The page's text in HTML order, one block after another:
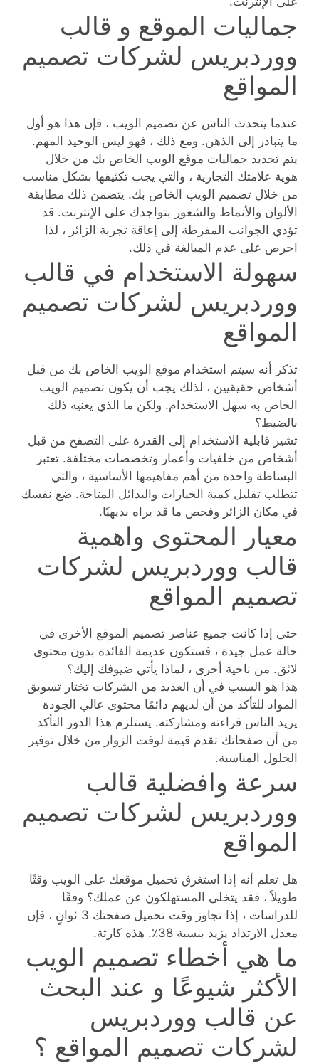
جماليات الموقع و قالب
ووردبريس لشركات تصميم
المواقع
عندما يتحدث الناس عن تصميم الويب ، فإن هذا هو أول
ما يتبادر إلى الذهن. ومع ذلك ، فهو ليس الوحيد المهم.
يتم تحديد جماليات موقع الويب الخاص بك من خلال
هوية علامتك التجارية ، والتي يجب تكثيفها بشكل مناسب
من خلال تصميم الويب الخاص بك. يتضمن ذلك مطابقة
الألوان والأنماط والشعور بتواجدك على الإنترنت. قد
تؤدي الجوانب المفرطة إلى إعاقة تجربة الزائر ، لذا
احرص على عدم المبالغة في ذلك.
سهولة الاستخدام في قالب
ووردبريس لشركات تصميم
المواقع
تذكر أنه سيتم استخدام موقع الويب الخاص بك من قبل
أشخاص حقيقيين ، لذلك يجب أن يكون تصميم الويب
الخاص به سهل الاستخدام. ولكن ما الذي يعنيه ذلك
بالضبط؟
تشير قابلية الاستخدام إلى القدرة على التصفح من قبل
أشخاص من خلفيات وأعمار وتخصصات مختلفة. تعتبر
البساطة واحدة من أهم مفاهيمها الأساسية ، والتي
تتطلب تقليل كمية الخيارات والبدائل المتاحة. ضع نفسك
في مكان الزائر وفحص ما قد يراه بديهيًا.
معيار المحتوى واهمية
قالب ووردبريس لشركات
تصميم المواقع
حتى إذا كانت جميع عناصر تصميم الموقع الأخرى في
حالة عمل جيدة ، فستكون عديمة الفائدة بدون محتوى
لائق. من ناحية أخرى ، لماذا يأتي ضيوفك إليك؟
هذا هو السبب في أن العديد من الشركات تختار تسويق
المواد للتأكد من أن لديهم دائمًا محتوى عالي الجودة
يريد الناس قراءته ومشاركته. يستلزم هذا الدور التأكد
من أن صفحاتك تقدم قيمة لوقت الزوار من خلال توفير
الحلول المناسبة.
سرعة وافضلية قالب
ووردبريس لشركات تصميم
المواقع
هل تعلم أنه إذا استغرق تحميل موقعك على الويب وقتًا
طويلاً ، فقد يتخلى المستهلكون عن عملك؟ وفقًا
للدراسات ، إذا تجاوز وقت تحميل صفحتك 3 ثوانٍ ، فإن
معدل الارتداد يزيد بنسبة 38٪. هذه كارثة.
ما هي أخطاء تصميم الويب
الأكثر شيوعًا و عند البحث
عن قالب ووردبريس
لشركات تصميم المواقع ؟